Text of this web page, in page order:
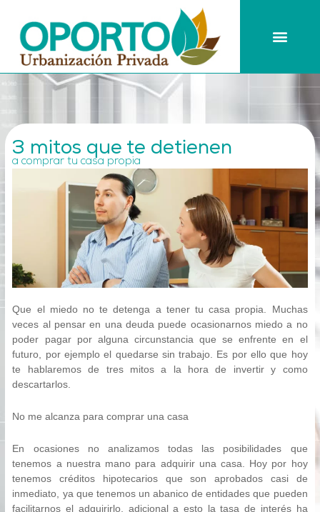
contenido
3 mitos que te detienen
a comprar tu casa propia
Que el miedo no te detenga a tener tu casa propia. Muchas
veces al pensar en una deuda puede ocasionarnos miedo a no
poder pagar por alguna circunstancia que se enfrente en el
futuro, por ejemplo el quedarse sin trabajo. Es por ello que hoy
te hablaremos de tres mitos a la hora de invertir y como
descartarlos.
No me alcanza para comprar una casa
En ocasiones no analizamos todas las posibilidades que
tenemos a nuestra mano para adquirir una casa. Hoy por hoy
tenemos créditos hipotecarios que son aprobados casi de
inmediato, ya que tenemos un abanico de entidades que pueden
facilitarnos el adquirirlo, adicional a esto la tasa de interés ha